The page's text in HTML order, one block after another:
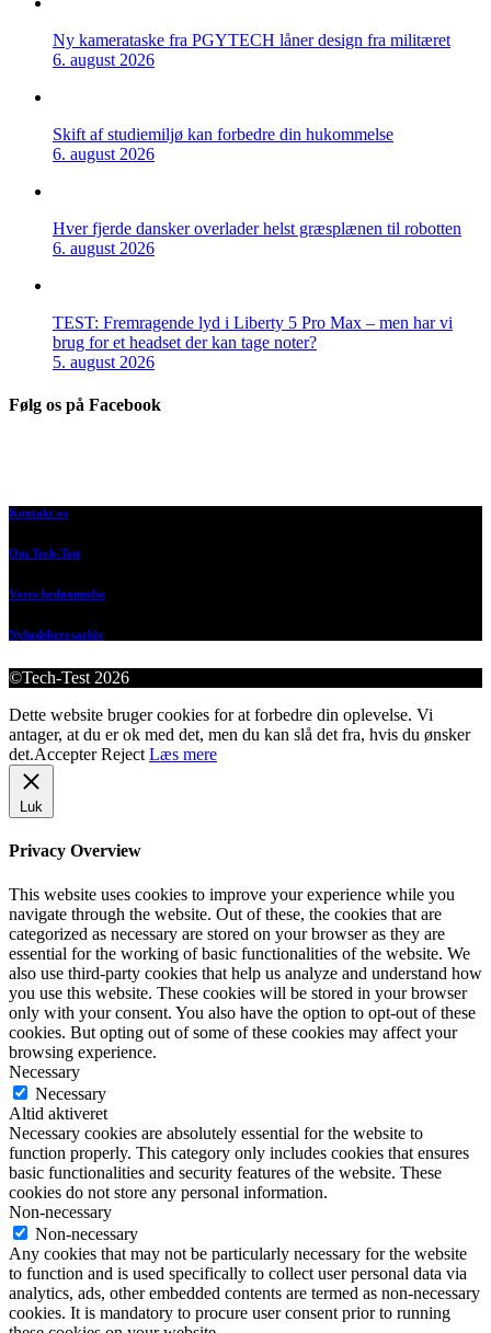
Ny kamerataske fra PGYTECH låner design fra militæret
6. august 2026
Skift af studiemiljø kan forbedre din hukommelse
6. august 2026
Hver fjerde dansker overlader helst græsplænen til robotten
6. august 2026
TEST: Fremragende lyd i Liberty 5 Pro Max – men har vi
brug for et headset der kan tage noter?
5. august 2026
Følg os på Facebook
Kontakt os
Om Tech-Test
Vores bedømmelse
Nyhedsbrevsarkiv
©Tech-Test 2026
Dette website bruger cookies for at forbedre din oplevelse. Vi
antager, at du er ok med det, men du kan slå det fra, hvis du ønsker
det.Accepter Reject Læs mere
Luk
Privacy Overview
This website uses cookies to improve your experience while you
navigate through the website. Out of these, the cookies that are
categorized as necessary are stored on your browser as they are
essential for the working of basic functionalities of the website. We
also use third-party cookies that help us analyze and understand how
you use this website. These cookies will be stored in your browser
only with your consent. You also have the option to opt-out of these
cookies. But opting out of some of these cookies may affect your
browsing experience.
Necessary
Necessary
Altid aktiveret
Necessary cookies are absolutely essential for the website to
function properly. This category only includes cookies that ensures
basic functionalities and security features of the website. These
cookies do not store any personal information.
Non-necessary
Non-necessary
Any cookies that may not be particularly necessary for the website
to function and is used specifically to collect user personal data via
analytics, ads, other embedded contents are termed as non-necessary
cookies. It is mandatory to procure user consent prior to running